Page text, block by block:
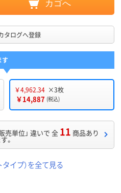
カゴへ
タログへ登録
す
￥4,962.34 ×3枚
￥14,887 (税込)
売単位」 違いで 全 11 商品あり
。
イプ）を全て見る